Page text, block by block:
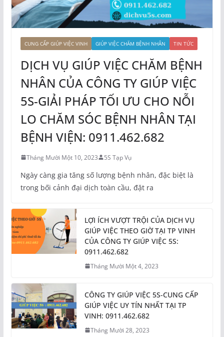
CUNG CẤP GIÚP VIỆC VINH GIÚP VIỆC CHĂM BỆNH NHÂN TIN TỨC
DỊCH VỤ GIÚP VIỆC CHĂM BỆNH
NHÂN CỦA CÔNG TY GIÚP VIỆC
5S-GIẢI PHÁP TỐI ƯU CHO NỖI
LO CHĂM SÓC BỆNH NHÂN TẠI
BỆNH VIỆN: 0911.462.682
Tháng Mười Một 10, 2023 5S Tạp Vụ
Ngày càng gia tăng số lượng bệnh nhân, đặc biệt là
trong bối cảnh đại dịch toàn cầu, đặt ra
LỢI ÍCH VƯỢT TRỘI CỦA DỊCH VỤ
GIÚP VIỆC THEO GIỜ TẠI TP VINH
CỦA CÔNG TY GIÚP VIỆC 5S:
0911.462.682
Tháng Mười Một 4, 2023
CÔNG TY GIÚP VIỆC 5S-CUNG CẤP
GIÚP VIỆC UY TÍN NHẤT TẠI TP
VINH: 0911.462.682
Tháng Mười 28, 2023